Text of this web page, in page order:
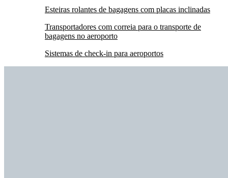
Esteiras rolantes de bagagens com placas inclinadas
Transportadores com correia para o transporte de
bagagens no aeroporto
Sistemas de check-in para aeroportos